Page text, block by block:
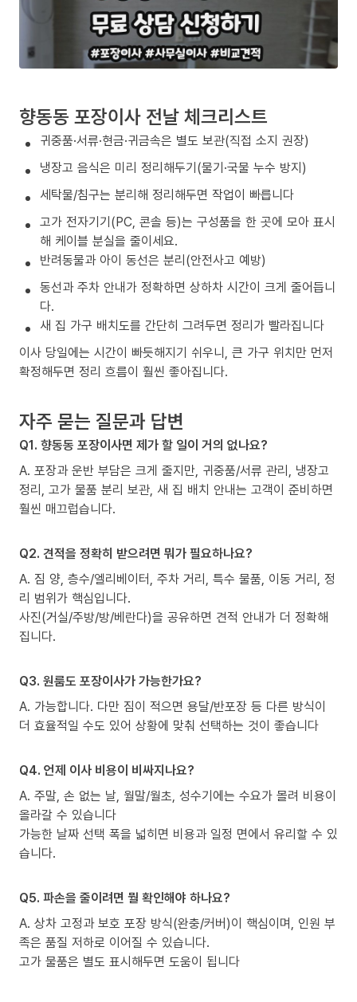
향동동 포장이사 전날 체크리스트
귀중품·서류·현금·귀금속은 별도 보관(직접 소지 권장)
냉장고 음식은 미리 정리해두기(물기·국물 누수 방지)
세탁물/침구는 분리해 정리해두면 작업이 빠릅니다
고가 전자기기(PC, 콘솔 등)는 구성품을 한 곳에 모아 표시
해 케이블 분실을 줄이세요.
반려동물과 아이 동선은 분리(안전사고 예방)
동선과 주차 안내가 정확하면 상하차 시간이 크게 줄어듭니
다.
새 집 가구 배치도를 간단히 그려두면 정리가 빨라집니다
이사 당일에는 시간이 빠듯해지기 쉬우니, 큰 가구 위치만 먼저
확정해두면 정리 흐름이 훨씬 좋아집니다.
자주 묻는 질문과 답변
Q1. 향동동 포장이사면 제가 할 일이 거의 없나요?
A. 포장과 운반 부담은 크게 줄지만, 귀중품/서류 관리, 냉장고
정리, 고가 물품 분리 보관, 새 집 배치 안내는 고객이 준비하면
훨씬 매끄럽습니다.
Q2. 견적을 정확히 받으려면 뭐가 필요하나요?
A. 짐 양, 층수/엘리베이터, 주차 거리, 특수 물품, 이동 거리, 정
리 범위가 핵심입니다.
사진(거실/주방/방/베란다)을 공유하면 견적 안내가 더 정확해
집니다.
Q3. 원룸도 포장이사가 가능한가요?
A. 가능합니다. 다만 짐이 적으면 용달/반포장 등 다른 방식이
더 효율적일 수도 있어 상황에 맞춰 선택하는 것이 좋습니다
Q4. 언제 이사 비용이 비싸지나요?
A. 주말, 손 없는 날, 월말/월초, 성수기에는 수요가 몰려 비용이
올라갈 수 있습니다
가능한 날짜 선택 폭을 넓히면 비용과 일정 면에서 유리할 수 있
습니다.
Q5. 파손을 줄이려면 뭘 확인해야 하나요?
A. 상차 고정과 보호 포장 방식(완충/커버)이 핵심이며, 인원 부
족은 품질 저하로 이어질 수 있습니다.
고가 물품은 별도 표시해두면 도움이 됩니다